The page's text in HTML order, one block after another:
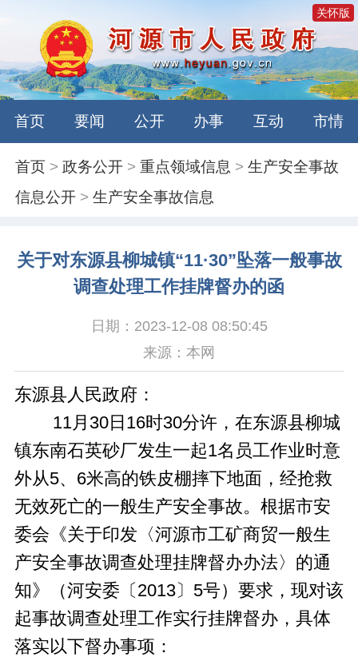
关怀版
首页 要闻 公开 办事 互动 市情
首页 >政务公开 >重点领域信息 >生产安全事故
信息公开 >生产安全事故信息
关于对东源县柳城镇“11·30”坠落一般事故
调查处理工作挂牌督办的函
日期：2023-12-08 08:50:45
来源：本网
东源县人民政府：
11月 30日 16时30分许，在东源县柳城
镇东南石英砂厂发生一起1名员工作业时意
外从5、6米高的铁皮棚摔下地面 ，经抢救
无效死亡的一般生产安全事故。根据市安
委会《关于印发〈河源市工矿商贸一般生
产安全事故调查处理挂牌督办办法〉的通
知》（河安委〔2013〕5号）要求，现对该
起事故调查处理工作实行挂牌督办，具体
落实以下督办事项：